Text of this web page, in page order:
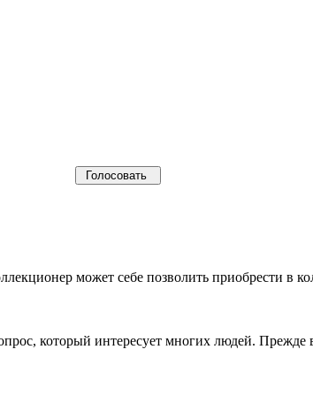
может себе позволить приобрести
который интересует многих людей.